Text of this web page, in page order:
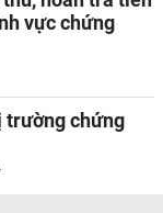
vực chứng
trường chứng